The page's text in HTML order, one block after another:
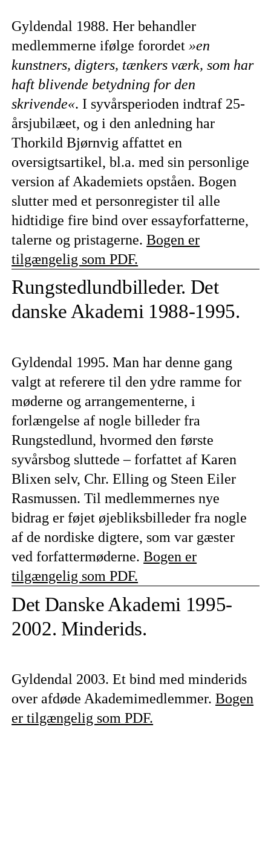
Gyldendal 1988. Her behandler
medlemmerne ifølge forordet»en
kunstners, digters, tænkers værk, som har
haft blivende betydning for den
skrivende«. I syvårsperioden indtraf 25-
årsjubilæet, og i den anledning har
Thorkild Bjørnvig affattet en
oversigtsartikel, bl.a. med sin personlige
version af Akademiets opståen. Bogen
slutter med et personregister til alle
hidtidige fire bind over essayforfatterne,
talerne og pristagerne.Bogen er
tilgængelig som PDF.
Rungstedlundbilleder. Det
danske Akademi 1988-1995.
Gyldendal 1995. Man har denne gang
valgt at referere til den ydre ramme for
møderne og arrangementerne, i
forlængelse af nogle billeder fra
Rungstedlund, hvormed den første
syvårsbog sluttede – forfattet af Karen
Blixen selv, Chr. Elling og Steen Eiler
Rasmussen. Til medlemmernes nye
bidrag er føjet øjebliksbilleder fra nogle
af de nordiske digtere, som var gæster
ved forfattermøderne.Bogen er
tilgængelig som PDF.
Det Danske Akademi 1995-
2002. Minderids.
Gyldendal 2003. Et bind med minderids
over afdøde Akademimedlemmer.Bogen
er tilgængelig som PDF.